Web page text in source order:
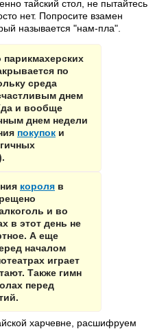
тайский стол, не пытайтесь
нет. Попросите взамен
называется "нам-пла".
по
среда
днем
и вообще
днем недели
покупок и
короля в
и во
в этот день не
А еще
началом
играет
Также гимн
перед
харчевне, расшифруем